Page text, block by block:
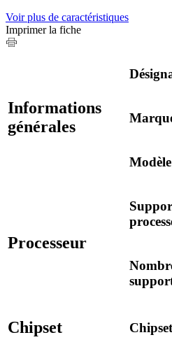
Voir plus de caractéristiques
Imprimer la fiche
Informations
générales
Modèle
Processeur
Chipset Chipset